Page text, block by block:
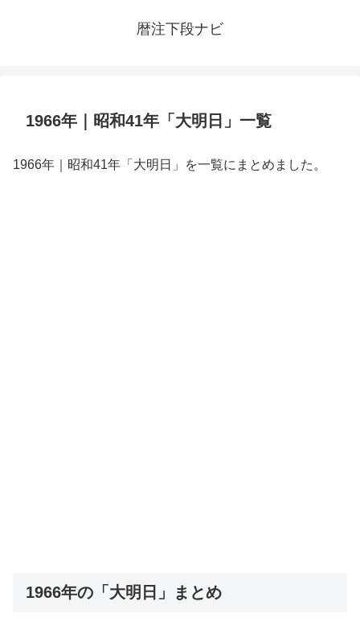
暦注下段ナビ
1966年｜昭和41年「大明日」一覧
1966年｜昭和41年「大明日」を一覧にまとめました。
1966年の「大明日」まとめ